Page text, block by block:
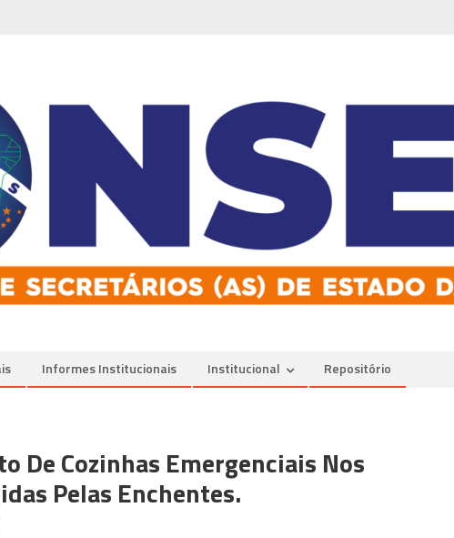
Informes Institucionais Institucional Repositório
De Cozinhas Emergenciais Nos
Pelas Enchentes.